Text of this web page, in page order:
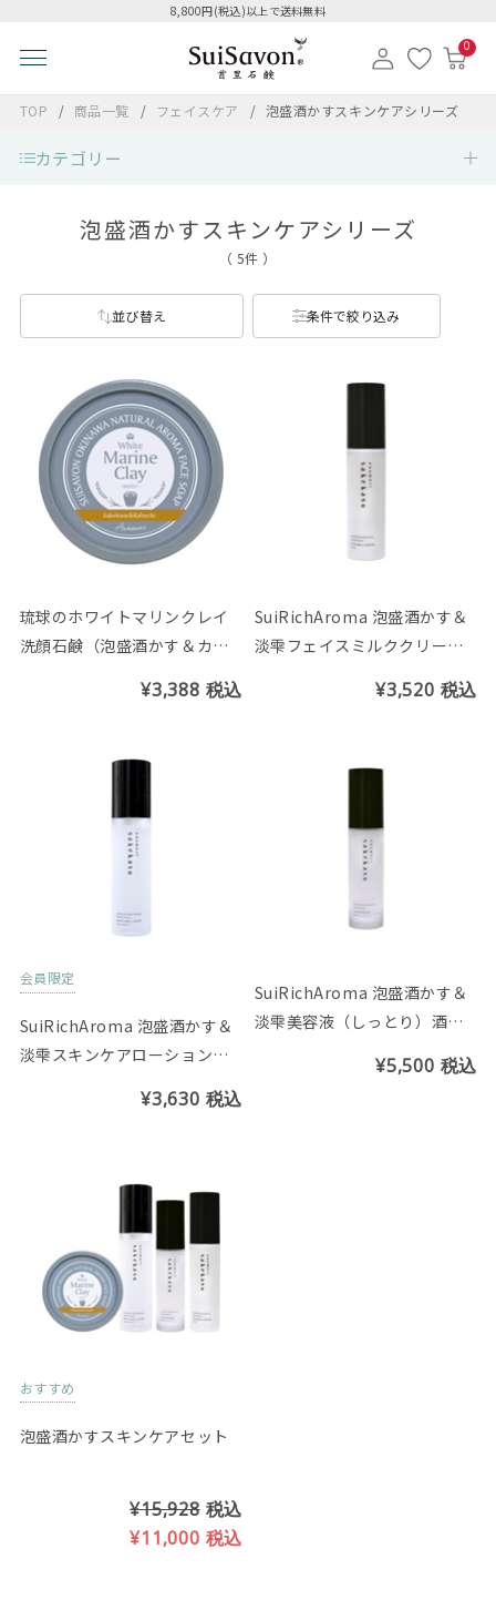
8,800円(税込)以上で送料無料
0
TOP 商品一覧 フェイスケア 泡盛酒かすスキンケアシリーズ
カテゴリー
泡盛酒かすスキンケアシリーズ
（ 5件 ）
並び替え 条件で絞り込み
琉球のホワイトマリンクレイ
洗顔石鹸（泡盛酒かす＆カー
¥3,388 税込
SuiRichAroma 泡盛酒かす＆
淡雫フェイスミルククリーム
¥3,520 税込
会員限定
SuiRichAroma 泡盛酒かす＆
淡雫スキンケアローション
¥3,630 税込
SuiRichAroma 泡盛酒かす＆
淡雫美容液（しっとり）酒か
¥5,500 税込
おすすめ
泡盛酒かすスキンケアセット
¥15,928 税込
¥11,000 税込